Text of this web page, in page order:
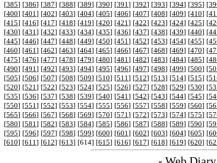
[385] [386] [387] [388] [389] [390] [391] [392] [393] [394] [395] [
[400] [401] [402] [403] [404] [405] [406] [407] [408] [409] [410] [
[415] [416] [417] [418] [419] [420] [421] [422] [423] [424] [425] [
[430] [431] [432] [433] [434] [435] [436] [437] [438] [439] [440] [
[445] [446] [447] [448] [449] [450] [451] [452] [453] [454] [455] [
[460] [461] [462] [463] [464] [465] [466] [467] [468] [469] [470] [
[475] [476] [477] [478] [479] [480] [481] [482] [483] [484] [485] [
[490] [491] [492] [493] [494] [495] [496] [497] [498] [499] [500] [
[505] [506] [507] [508] [509] [510] [511] [512] [513] [514] [515] [
[520] [521] [522] [523] [524] [525] [526] [527] [528] [529] [530] [
[535] [536] [537] [538] [539] [540] [541] [542] [543] [544] [545] [
[550] [551] [552] [553] [554] [555] [556] [557] [558] [559] [560] [
[565] [566] [567] [568] [569] [570] [571] [572] [573] [574] [575] [
[580] [581] [582] [583] [584] [585] [586] [587] [588] [589] [590] [
[595] [596] [597] [598] [599] [600] [601] [602] [603] [604] [605] [
[610] [611] [612] [613] [614] [615] [616] [617] [618] [619] [620] [